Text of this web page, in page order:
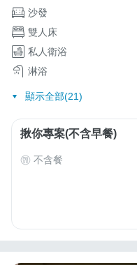
沙發
雙人床
私人衛浴
淋浴
顯示全部(21)
揪你專案(不含早餐)
不含餐